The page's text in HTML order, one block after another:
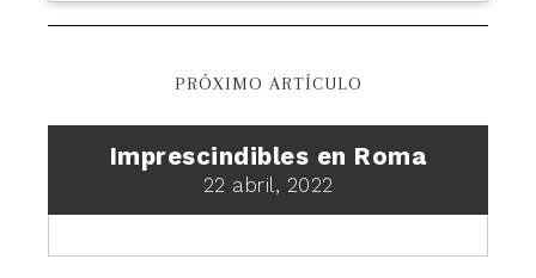
PRÓXIMO ARTÍCULO
Imprescindibles en Roma
22 abril, 2022